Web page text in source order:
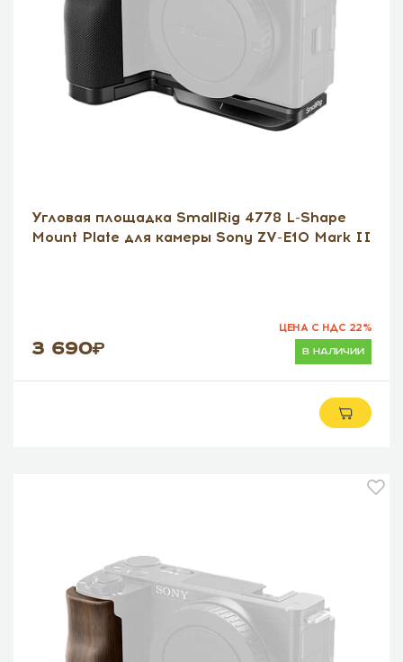
Угловая площадка SmallRig 4778 L-Shape
Mount Plate для камеры Sony ZV-E10 Mark II
3 690 в наличии
ЦЕНА С НДС 22%